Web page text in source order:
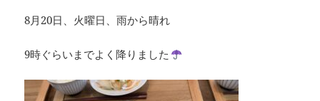
8月20日、火曜日、雨から晴れ
9時ぐらいまでよく降りました